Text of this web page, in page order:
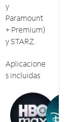
y
Paramount
+ Premium)
y STARZ.
Aplicacione
s incluidas